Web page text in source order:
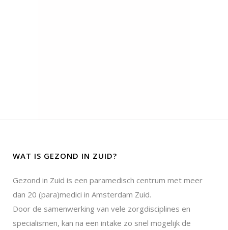
WAT IS GEZOND IN ZUID?
Gezond in Zuid is een paramedisch centrum met meer
dan 20 (para)medici in Amsterdam Zuid.
Door de samenwerking van vele zorgdisciplines en
specialismen, kan na een intake zo snel mogelijk de